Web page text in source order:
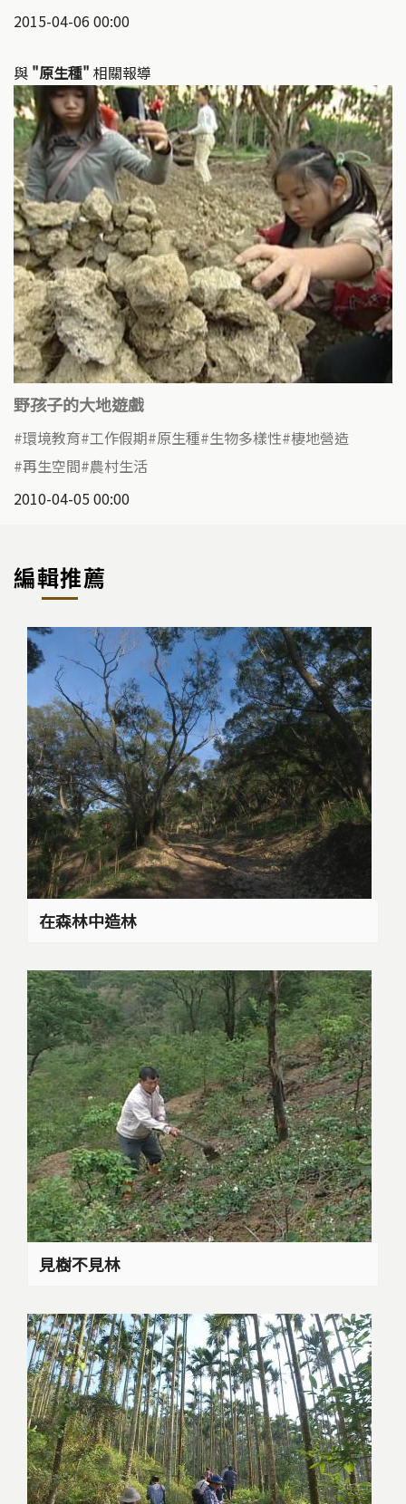
2015-04-06 00:00
與 "原生種" 相關報導
野孩子的大地遊戲
環境教育 工作假期 原生種 生物多樣性 棲地營造
再生空間 農村生活
2010-04-05 00:00
編輯推薦
在森林中造林
見樹不見林